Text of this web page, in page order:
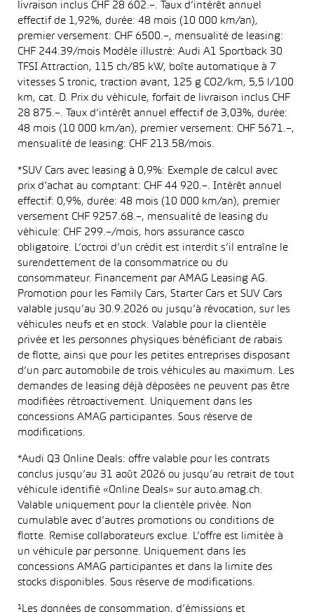
livraison inclus CHF 28 602.–. Taux d’intérêt annuel
effectif de 1,92%, durée: 48 mois (10 000 km/an),
premier versement: CHF 6500.–, mensualité de leasing:
CHF 244.39/mois Modèle illustré: Audi A1 Sportback 30
TFSI Attraction, 115 ch/85 kW, boîte automatique à 7
vitesses S tronic, traction avant, 125 g CO2/km, 5,5 l/100
km, cat. D. Prix du véhicule, forfait de livraison inclus CHF
28 875.–. Taux d’intérêt annuel effectif de 3,03%, durée:
48 mois (10 000 km/an), premier versement: CHF 5671.–,
mensualité de leasing: CHF 213.58/mois.
*SUV Cars avec leasing à 0,9%: Exemple de calcul avec
prix d’achat au comptant: CHF 44 920.–. Intérêt annuel
effectif: 0,9%, durée: 48 mois (10 000 km/an), premier
versement CHF 9257.68.–, mensualité de leasing du
véhicule: CHF 299.–/mois, hors assurance casco
obligatoire. L’octroi d’un crédit est interdit s’il entraîne le
surendettement de la consommatrice ou du
consommateur. Financement par AMAG Leasing AG.
Promotion pour les Family Cars, Starter Cars et SUV Cars
valable jusqu’au 30.9.2026 ou jusqu’à révocation, sur les
véhicules neufs et en stock. Valable pour la clientèle
privée et les personnes physiques bénéficiant de rabais
de flotte, ainsi que pour les petites entreprises disposant
d’un parc automobile de trois véhicules au maximum. Les
demandes de leasing déjà déposées ne peuvent pas être
modifiées rétroactivement. Uniquement dans les
concessions AMAG participantes. Sous réserve de
modifications.
*Audi Q3 Online Deals: offre valable pour les contrats
conclus jusqu’au 31 août 2026 ou jusqu’au retrait de tout
véhicule identifié «Online Deals» sur auto.amag.ch.
Valable uniquement pour la clientèle privée. Non
cumulable avec d’autres promotions ou conditions de
flotte. Remise collaborateurs exclue. L’offre est limitée à
un véhicule par personne. Uniquement dans les
concessions AMAG participantes et dans la limite des
stocks disponibles. Sous réserve de modifications.
¹Les données de consommation, d’émissions et